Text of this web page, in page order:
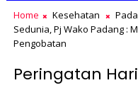
Home Kesehatan
Sedunia, Pj Wako Padang :
Pengobatan
Peringatan Hari